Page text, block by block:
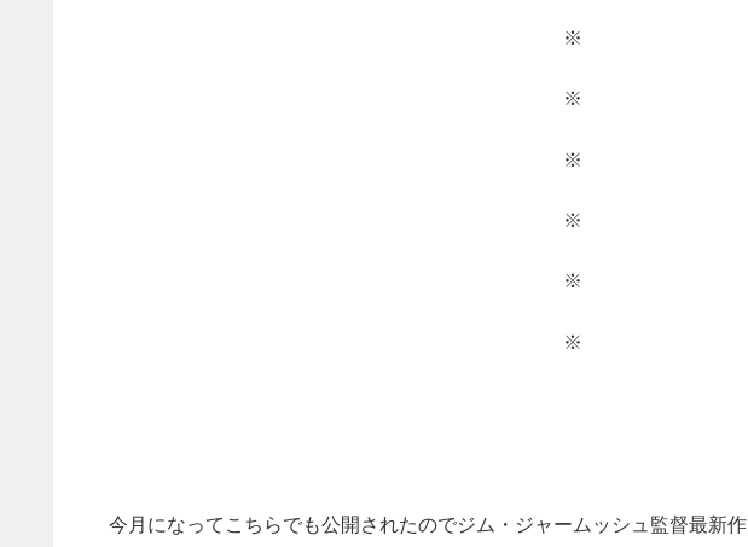
※
※
※
※
※
※
今月になってこちらでも公開されたのでジム・ジャームッシュ監督最新作